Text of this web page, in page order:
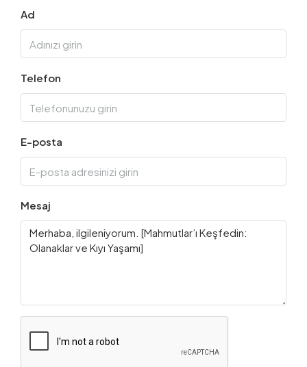
Ad
Telefon
E-posta
Mesaj